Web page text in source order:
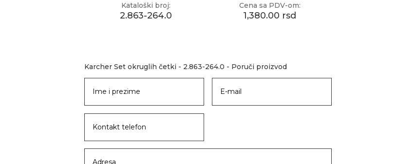
Kataloški broj:
2.863-264.0
Cena sa PDV-om:
1,380.00 rsd
Karcher Set okruglih četki - 2.863-264.0 - Poruči proizvod